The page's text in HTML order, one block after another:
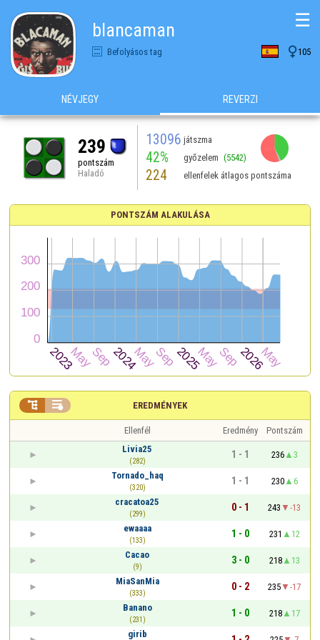
blancaman
Befolyásos tag 105
☰
NÉVJEGY REVERZI
239
pontszám
Haladó
13096 játszma
42% győzelem (5542)
224 ellenfelek átlagos pontszáma
PONTSZÁM ALAKULÁSA
EREDMÉNYEK
 
Ellenfél Eredmény
Pontszám
Livia25
(282)
1 - 1 236
3
Tornado_haq
(320)
1 - 1 230
6
cracatoa25
(299)
0 - 1 243
-13
ewaaaa
(133)
1 - 0 231
12
Cacao
(9)
3 - 0 218
13
MiaSanMia
(333)
0 - 2 235
-17
Banano
(231)
1 - 0 218
17
girib